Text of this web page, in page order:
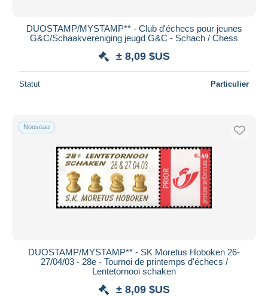
DUOSTAMP/MYSTAMP** - Club d'échecs pour jeunes
G&C/Schaakvereniging jeugd G&C - Schach / Chess
± 8,09 $US
Statut Particulier
Nouveau
DUOSTAMP/MYSTAMP** - SK Moretus Hoboken 26-
27/04/03 - 28e - Tournoi de printemps d'échecs /
Lentetornooi schaken
± 8,09 $US